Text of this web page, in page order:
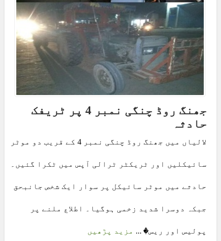
جھنگ روڈ چنگی نمبر 4 پر ٹریفک
حادثہ
لالیاں میں جھنگ روڈ چنگی نمبر 4 کے قریب دو موٹر
سائیکلیں اور ٹریکٹر ٹرالی آپس میں ٹکرا گئیں۔
حادثے میں موٹر سائیکل پر سوار ایک شخص جانبحق
جبکہ دوسرا شدید زخمی ہوگیا۔ اطلاع ملنے پر
پولیس اور ریس� ... مزید پڑھیں